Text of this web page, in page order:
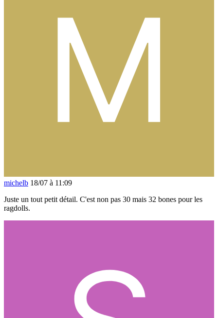
michelb 18/07 à 11:09
Juste un tout petit détail. C'est non pas 30 mais 32 bones pour les
ragdolls.